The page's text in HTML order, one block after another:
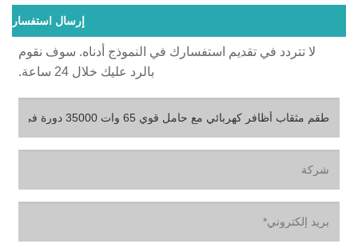
إرسال استفسار
لا تتردد في تقديم استفسارك في النموذج أدناه. سوف نقوم
بالرد عليك خلال 24 ساعة.